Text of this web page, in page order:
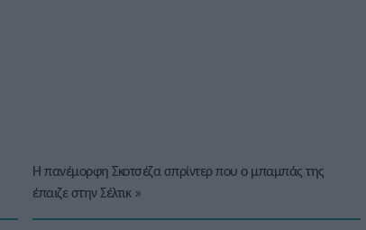
H πανέμορφη Σκοτσέζα σπρίντερ που ο μπαμπάς της
έπαιζε στην Σέλτικ»